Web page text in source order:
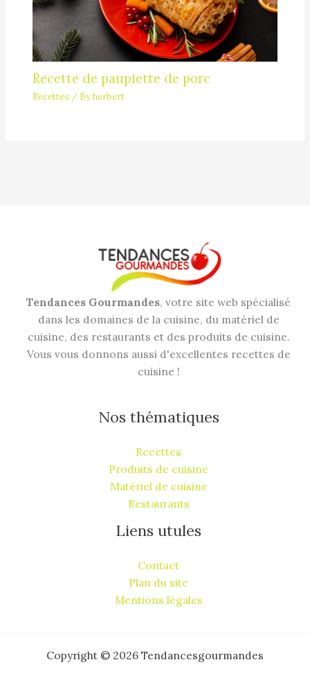
Recette de paupiette de porc
Recettes / Byherbert
Tendances Gourmandes, votre site web spécialisé
dans les domaines de la cuisine, du matériel de
cuisine, des restaurants et des produits de cuisine.
Vous vous donnons aussi d'excellentes recettes de
cuisine !
Nos thématiques
Recettes
Produits de cuisine
Matériel de cuisine
Restaurants
Liens utules
Contact
Plan du site
Mentions légales
Copyright © 2026 Tendancesgourmandes